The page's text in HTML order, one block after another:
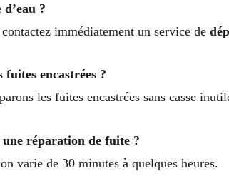
?
immédiatement un service de
encastrées ?
les fuites encastrées sans casse
réparation de fuite ?
varie de 30 minutes à quelques heures.